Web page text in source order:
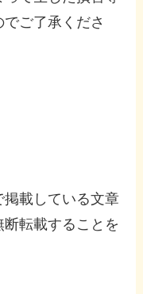
ご了承くださ
掲載している文章
転載することを